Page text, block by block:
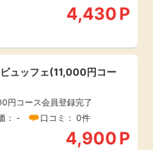
4,430P
ュッフェ(11,000円コー
円コース会員登録完了
： -
口コミ： 0件
4,900P